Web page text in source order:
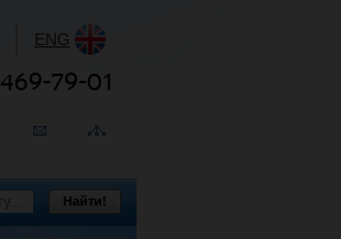
ENG
469-79-01
Найти!